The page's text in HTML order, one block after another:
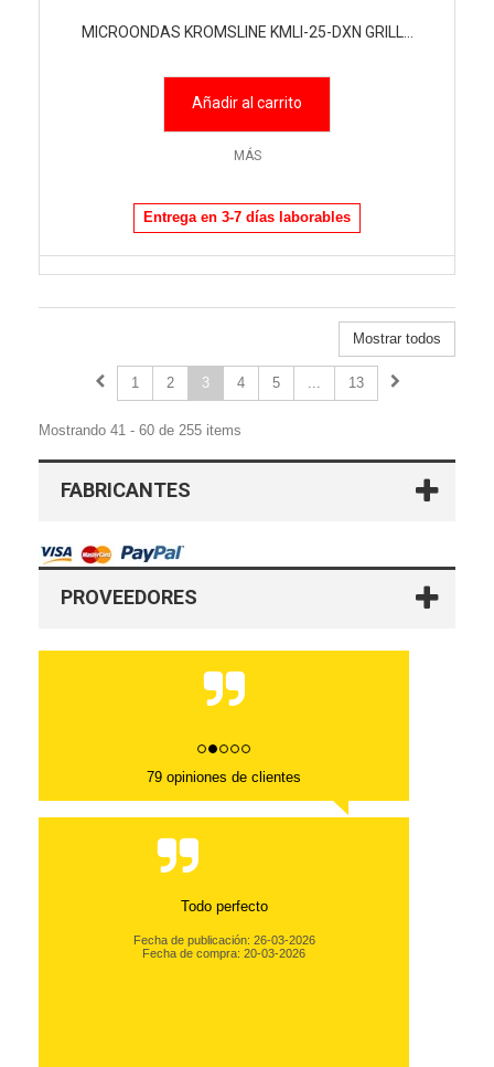
MICROONDAS KROMSLINE KMLI-25-DXN GRILL...
Añadir al carrito
MÁS
Entrega en 3-7 días laborables
Mostrar todos
1 2 3 4 5 ... 13
Mostrando 41 - 60 de 255 items
FABRICANTES
PROVEEDORES
79 opiniones de clientes
Todo perfecto
Fecha de publicación: 26-03-2026
Fecha de compra: 20-03-2026